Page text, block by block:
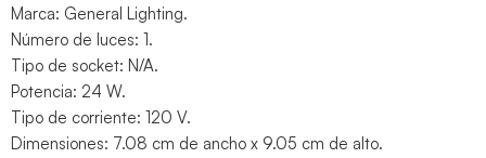
Marca: General Lighting.
Número de luces: 1.
Tipo de socket: N/A.
Potencia: 24 W.
Tipo de corriente: 120 V.
Dimensiones: 7.08 cm de ancho x 9.05 cm de alto.